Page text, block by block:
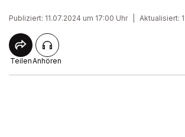
Publiziert: 11.07.2024 um 17:00 Uhr Aktualisiert:
TeilenAnhören